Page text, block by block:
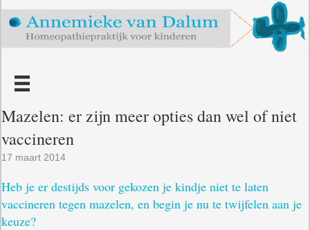
Mazelen: er zijn meer opties dan wel of niet
vaccineren
17 maart 2014
Heb je er destijds voor gekozen je kindje niet te laten
vaccineren tegen mazelen, en begin je nu te twijfelen aan je
keuze?